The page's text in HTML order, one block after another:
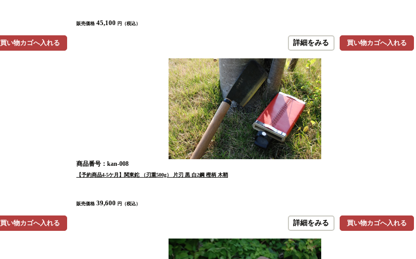
買い物カゴへ入れる
販売価格 45,100 円（税込）
買い物カゴへ入れる
詳細をみる
買い物カゴへ入れる
商品番号：kan-008
【予約商品4-5ケ月】関東鉈 （刃重500g） 片刃 黒 白2鋼 樫柄 木鞘
販売価格 39,600 円（税込）
買い物カゴへ入れる
詳細をみる